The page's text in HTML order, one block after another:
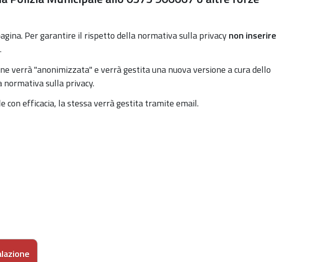
Per garantire il rispetto della normativa sulla privacynon inserire
verrà "anonimizzata" e verrà gestita una nuova versione a cura dello
sulla privacy.
con efficacia, la stessa verrà gestita tramite email.